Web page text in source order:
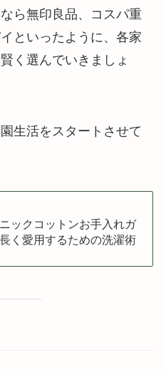
ら無印良品、コスパ重
といったように、各家
く選んでいきましょ
生活をスタートさせて
ックコットンお手入れガ
く愛用するための洗濯術